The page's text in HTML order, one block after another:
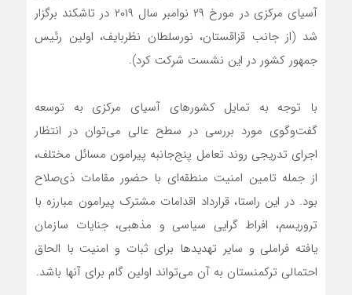
آسیای مرکزی در مورخ ۲۹ نوامبر سال ۲۰۱۹ در تاشکند برگزار
شد (از جانب قزاقستان، نورسلطان نظربایف، اولین رئیس
جمهور کشور در این نشست شرکت کرد).
با توجه به تمایل کشورهای آسیای مرکزی به توسعه
گفت‌وگوی مورد بررسی در سطح عالی می‌توان در انتظار
اجرای تدریجی روند تعامل پنج‌جانبه پیرامون مسائل مختلف،
از جمله تامین امنیت منطقه‌ای با حضور مقامات ذی‌صلاح
بود. در این راستا، قرارداد اقدامات مشترک پیرامون مبارزه با
تروریسم، افراط گرایی سیاسی و مذهبی، جنایات سازمان
یافته فراملی و سایر تهدیدها برای ثبات و امنیت با الحاق
احتمالی ترکمنستان به آن می‌تواند اولین گام برای آنها باشد.